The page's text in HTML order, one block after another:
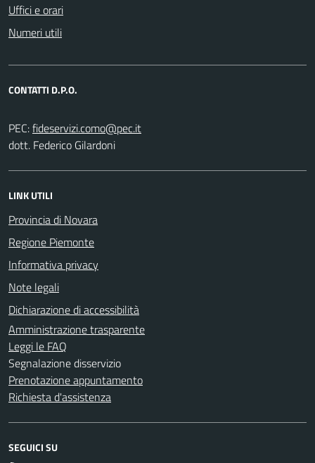
Uffici e orari
Numeri utili
CONTATTI D.P.O.
PEC:
dott. Federico Gilardoni
LINK UTILI
Provincia di Novara
Regione Piemonte
Informativa privacy
Note legali
Dichiarazione di accessibilità
Amministrazione trasparente
Leggi le FAQ
Segnalazione disservizio
Prenotazione appuntamento
Richiesta d'assistenza
SEGUICI SU